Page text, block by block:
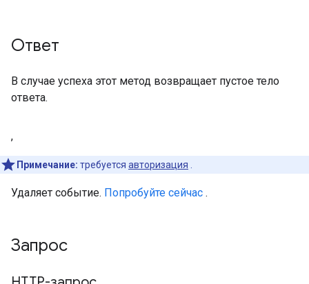
Ответ
В случае успеха этот метод возвращает пустое тело
ответа.
,
Примечание: требуется авторизация
Удаляет событие. Попробуйте сейчас .
Запрос